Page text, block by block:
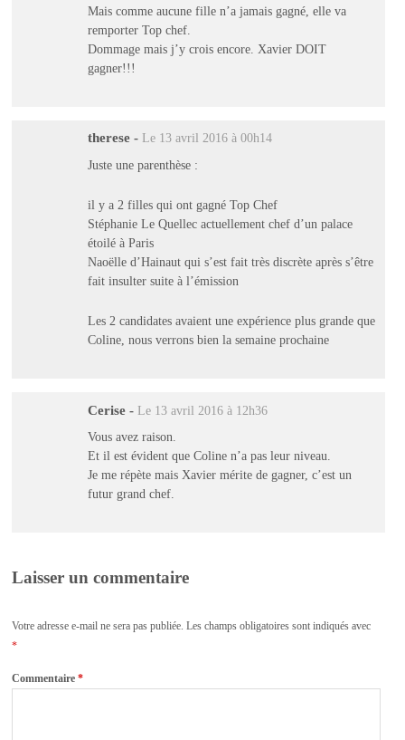
Mais comme aucune fille n’a jamais gagné, elle va
remporter Top chef.
Dommage mais j’y crois encore. Xavier DOIT
gagner!!!
therese - Le 13 avril 2016 à 00h14
Juste une parenthèse :
il y a 2 filles qui ont gagné Top Chef
Stéphanie Le Quellec actuellement chef d’un palace
étoilé à Paris
Naoëlle d’Hainaut qui s’est fait très discrète après s’être
fait insulter suite à l’émission
Les 2 candidates avaient une expérience plus grande que
Coline, nous verrons bien la semaine prochaine
Cerise - Le 13 avril 2016 à 12h36
Vous avez raison.
Et il est évident que Coline n’a pas leur niveau.
Je me répète mais Xavier mérite de gagner, c’est un
futur grand chef.
Laisser un commentaire
Votre adresse e-mail ne sera pas publiée. Les champs obligatoires sont indiqués avec
*
Commentaire*